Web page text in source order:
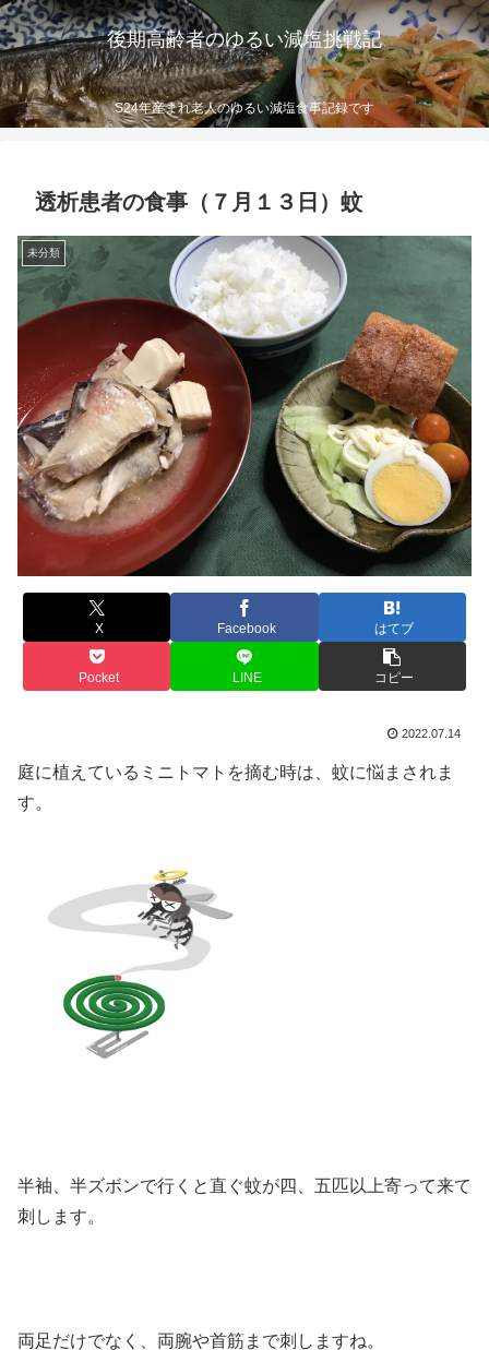
後期高齢者のゆるい減塩挑戦記
S24年産まれ老人のゆるい減塩食事記録です
透析患者の食事（７月１３日）蚊
未分類
X Facebook はてブ
Pocket LINE コピー
2022.07.14
庭に植えているミニトマトを摘む時は、蚊に悩まされま
す。
半袖、半ズボンで行くと直ぐ蚊が四、五匹以上寄って来て
刺します。
両足だけでなく、両腕や首筋まで刺しますね。